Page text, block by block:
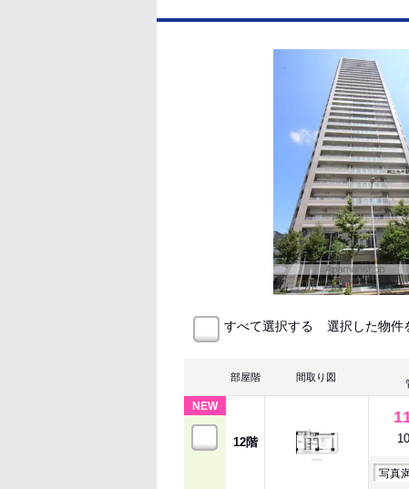
すべて選択する 選択した物件
部屋階 間取り図
NEW
12階
写真